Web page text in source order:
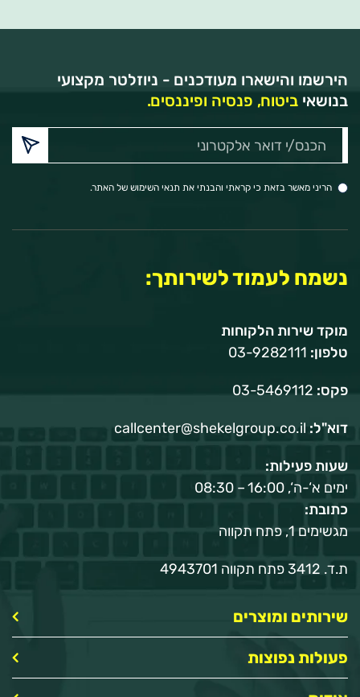
הירשמו והישארו מעודכנים - ניוזלטר מקצועי
בנושאי ביטוח, פנסיה ופיננסים.
דואר
אלקטרוני:
הריני מאשר בזאת כי קראתי והבנתי את תנאי השימוש של האתר.
נשמח לעמוד לשירותך:
מוקד שירות הלקוחות
טלפון:
פקס:
דוא"ל: callcenter@shekelgroup.co.il
שעות פעילות:
ימים א‘-ה‘, 16:00 – 08:30
כתובת:
מגשימים 1, פתח תקווה
ת.ד. 3412 פתח תקווה 4943701
שירותים ומוצרים
פעולות נפוצות